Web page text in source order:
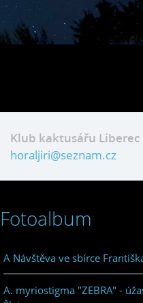
Klub kaktusářu Liberec
horaljiri@seznam.cz
Fotoalbum
A Návštěva ve sbírce
A. myriostigma "ZEBRA" -